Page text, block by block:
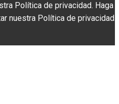
Política de privacidad. Haga
nuestra Política de privacidad.